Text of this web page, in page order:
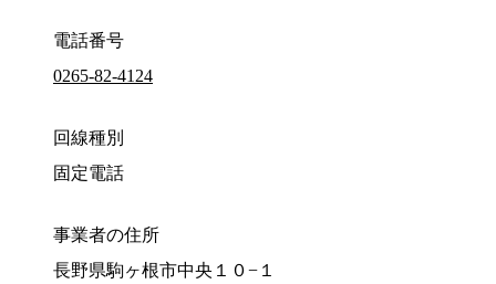
電話番号
0265-82-4124
回線種別
固定電話
事業者の住所
長野県駒ヶ根市中央１０−１